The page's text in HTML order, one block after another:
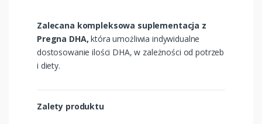
Zalecana kompleksowa suplementacja z
Pregna DHA, która umożliwia indywidualne
dostosowanie ilości DHA, w zależności od potrzeb
i diety.
Zalety produktu